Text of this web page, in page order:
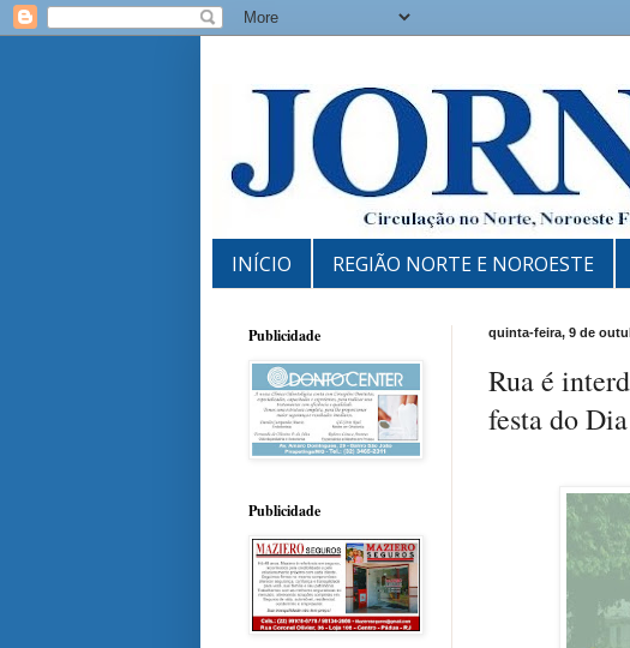
INÍCIO REGIÃO NORTE E NOROESTE
quinta-feira, 9 de
Rua é
festa do
Publicidade
Publicidade